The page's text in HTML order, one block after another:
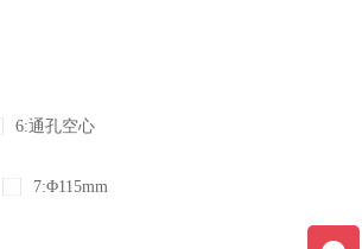
6:通孔空心
7:Φ115mm